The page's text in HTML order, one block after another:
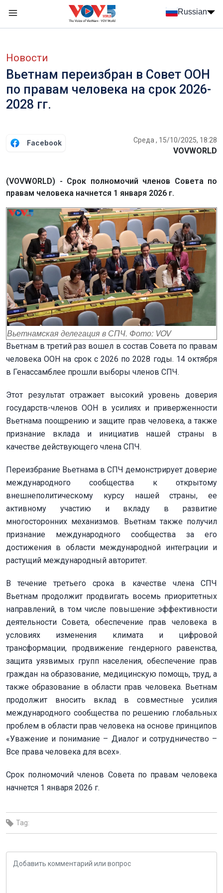
Russian
Новости
Вьетнам переизбран в Совет ООН
по правам человека​ на срок 2026-
2028 гг.
Facebook Среда , 15/10/2025, 18:28
VOVWORLD
(VOVWORLD) - Срок полномочий членов Совета по
правам человека начнется 1 января 2026 г.
Вьетнамская делегация в СПЧ. Фото: VOV
Вьетнам в третий раз вошел в состав Совета по правам
человека ООН на срок с 2026 по 2028 годы. 14 октября
в Генассамблее прошли выборы членов СПЧ.
Этот результат отражает высокий уровень доверия
государств-членов ООН в усилиях и приверженности
Вьетнама поощрению и защите прав человека, а также
признание вклада и инициатив нашей страны в
качестве действующего члена СПЧ.
Переизбрание Вьетнама в СПЧ демонстрирует доверие
международного сообщества к открытому
внешнеполитическому курсу нашей страны, ее
активному участию и вкладу в развитие
многосторонних механизмов. Вьетнам также получил
признание международного сообщества за его
достижения в области международной интеграции и
растущий международный авторитет.
В течение третьего срока в качестве члена СПЧ
Вьетнам продолжит продвигать восемь приоритетных
направлений, в том числе повышение эффективности
деятельности Совета, обеспечение прав человека в
условиях изменения климата и цифровой
трансформации, продвижение гендерного равенства,
защита уязвимых групп населения, обеспечение прав
граждан на образование, медицинскую помощь, труд, а
также образование в области прав человека. Вьетнам
продолжит вносить вклад в совместные усилия
международного сообщества по решению глобальных
проблем в области прав человека на основе принципов
«Уважение и понимание – Диалог и сотрудничество –
Все права человека для всех».
Срок полномочий членов Совета по правам человека
начнется 1 января 2026 г.
Tag: